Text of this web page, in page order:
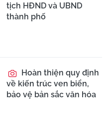
tịch HĐND và UBND
thành phố
Hoàn thiện quy định
về kiến trúc ven biển,
bảo vệ bản sắc văn hóa